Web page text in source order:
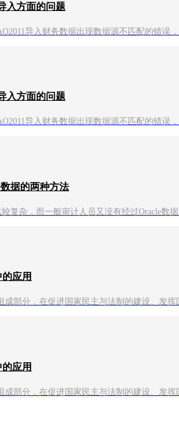
入方面的问题
导入财务数据出现数据源不匹配的错误
入方面的问题
导入财务数据出现数据源不匹配的错误
据的两种方法
复杂，而一般审计人员又没有经过Oracle数
应用
成部分，在促进国家民主与法制的建设、发
应用
成部分，在促进国家民主与法制的建设、发